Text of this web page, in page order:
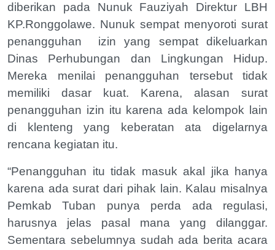
diberikan pada Nunuk Fauziyah Direktur LBH
KP.Ronggolawe. Nunuk sempat menyoroti surat
penangguhan
izin yang sempat dikeluarkan
Dinas Perhubungan dan Lingkungan Hidup.
Mereka menilai penangguhan tersebut tidak
memiliki dasar kuat. Karena, alasan surat
penangguhan izin itu karena ada kelompok lain
di klenteng yang keberatan ata digelarnya
rencana kegiatan itu.
“Penangguhan itu tidak masuk akal jika hanya
karena ada surat dari pihak lain. Kalau misalnya
Pemkab Tuban punya perda ada regulasi,
harusnya jelas pasal mana yang dilanggar.
Sementara sebelumnya sudah ada berita acara